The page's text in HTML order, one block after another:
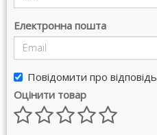
Електронна пошта
Повідомити про відповідь
Оцінити товар